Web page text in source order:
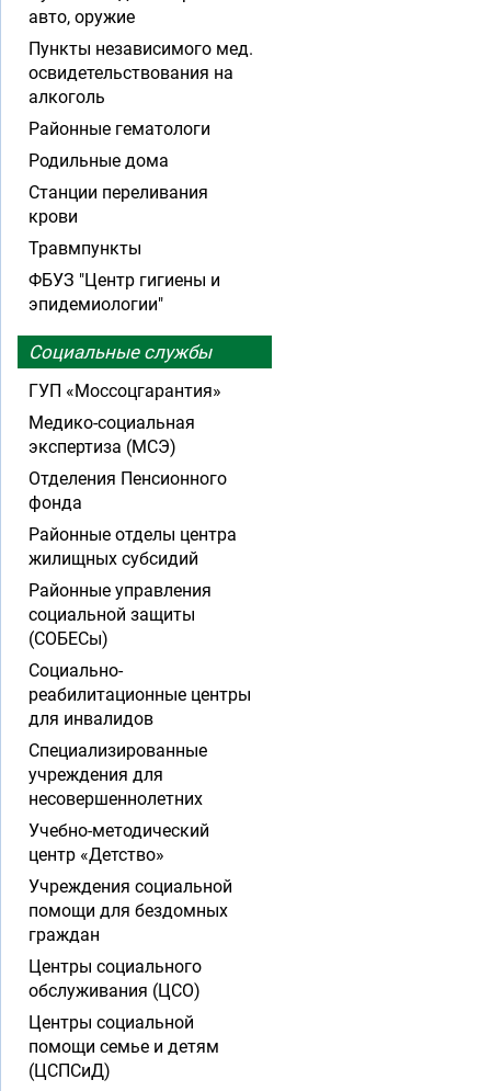
авто, оружие
Пункты независимого мед.
освидетельствования на
алкоголь
Районные гематологи
Родильные дома
Станции переливания
крови
Травмпункты
ФБУЗ "Центр гигиены и
эпидемиологии"
Социальные службы
ГУП «Моссоцгарантия»
Медико-социальная
экспертиза (МСЭ)
Отделения Пенсионного
фонда
Районные отделы центра
жилищных субсидий
Районные управления
социальной защиты
(СОБЕСы)
Социально-
реабилитационные центры
для инвалидов
Специализированные
учреждения для
несовершеннолетних
Учебно-методический
центр «Детство»
Учреждения социальной
помощи для бездомных
граждан
Центры социального
обслуживания (ЦСО)
Центры социальной
помощи семье и детям
(ЦСПСиД)